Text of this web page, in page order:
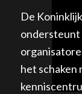
De
ondersteunt
het schaken